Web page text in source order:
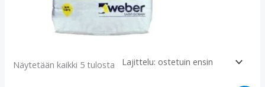
Näytetään kaikki 5 tulosta